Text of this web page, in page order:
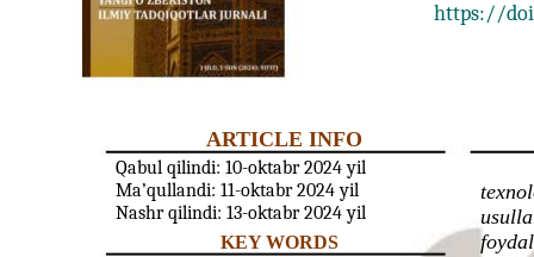
https://
ARTICLE INFO
Qabul qilindi: 10-oktabr 2024 yil
Ma’qullandi: 11-oktabr 2024 yil
Nashr qilindi: 13-oktabr 2024 yil
KEY WORDS